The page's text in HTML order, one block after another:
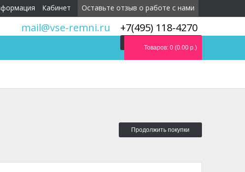
Оставьте отзыв о работе с нами
Кабинет
+7(495) 118-4270
mail@vse-remni.ru
Товаров: 0 (0.00 р.)
Продолжить покупки